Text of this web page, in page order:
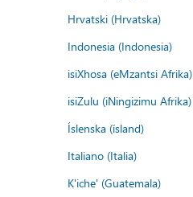
Hrvatski (Hrvatska)
Indonesia (Indonesia)
isiXhosa (eMzantsi Afrika)
isiZulu (iNingizimu Afrika)
Íslenska (ísland)
Italiano (Italia)
K'iche' (Guatemala)